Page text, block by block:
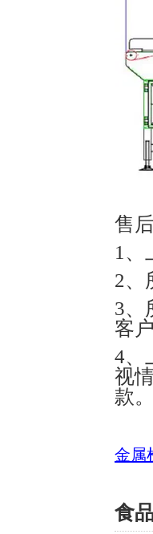
售
1、
2、
3、
客
4、
视
款
金属
食